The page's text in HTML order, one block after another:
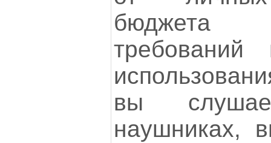
бюджета
требований
вы
наушниках,